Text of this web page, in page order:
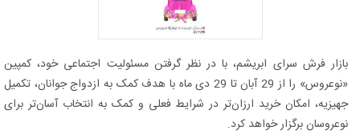
بازار فرش سرای ابریشم، با در نظر گرفتن مسئولیت اجتماعی خود، کمپین
«نوعروس» را از 29 آبان‌ تا 29 دی ماه با هدف کمک به ازدواج جوانان، تکمیل
جهیزیه، امکان خرید ارزان‌تر در شرایط فعلی و کمک به انتخاب آسان‌تر برای
نوعروسان برگزار خواهد کرد.